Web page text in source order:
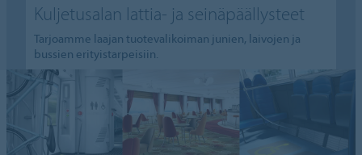
Kuljetusalan lattia- ja seinäpäällysteet
Tarjoamme laajan tuotevalikoiman junien, laivojen ja
bussien erityistarpeisiin.